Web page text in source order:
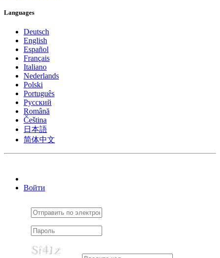
Languages
Deutsch
English
Español
Français
Italiano
Nederlands
Polski
Português
Pусский
Română
Čeština
日本語
简体中文
Войти